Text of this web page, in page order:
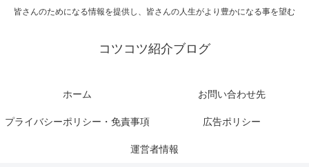
皆さんのためになる情報を提供し、皆さんの人生がより豊かになる事を望む
コツコツ紹介ブログ
ホーム お問い合わせ先
プライバシーポリシー・免責事項 広告ポリシー
運営者情報